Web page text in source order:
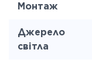
Монтаж
Джерело
світла